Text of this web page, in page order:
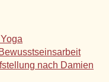
nach Damien